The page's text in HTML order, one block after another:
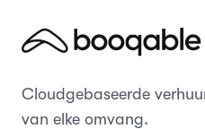
Cloudgebaseerde
van elke omvang.